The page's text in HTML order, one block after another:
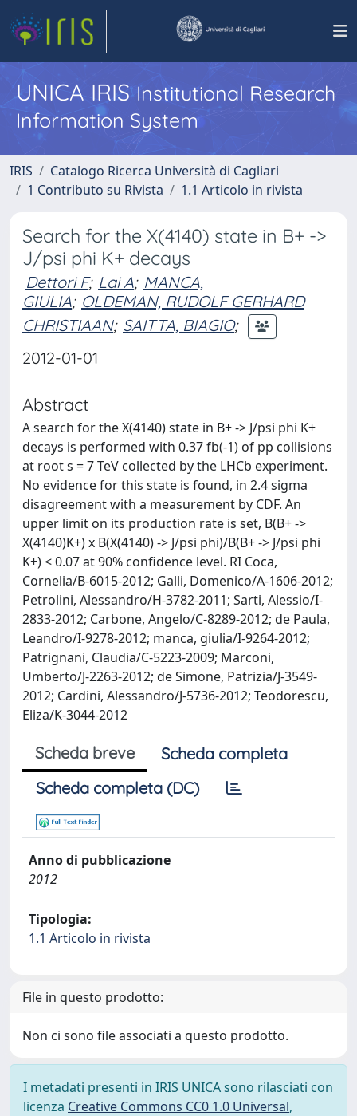
UNICA IRISInstitutional Research
Information System
IRIS
Catalogo Ricerca Università di Cagliari
1 Contributo su Rivista
1.1 Articolo in rivista
Search for the X(4140) state in B+ ->
J/psi phi K+ decays
Dettori F; Lai A; MANCA,
GIULIA; OLDEMAN, RUDOLF GERHARD
CHRISTIAAN; SAITTA, BIAGIO;
2012-01-01
Abstract
A search for the X(4140) state in B+ -> J/psi phi K+
decays is performed with 0.37 fb(-1) of pp collisions
at root s = 7 TeV collected by the LHCb experiment.
No evidence for this state is found, in 2.4 sigma
disagreement with a measurement by CDF. An
upper limit on its production rate is set, B(B+ ->
X(4140)K+) x B(X(4140) -> J/psi phi)/B(B+ -> J/psi phi
K+) < 0.07 at 90% confidence level. RI Coca,
Cornelia/B-6015-2012; Galli, Domenico/A-1606-2012;
Petrolini, Alessandro/H-3782-2011; Sarti, Alessio/I-
2833-2012; Carbone, Angelo/C-8289-2012; de Paula,
Leandro/I-9278-2012; manca, giulia/I-9264-2012;
Patrignani, Claudia/C-5223-2009; Marconi,
Umberto/J-2263-2012; de Simone, Patrizia/J-3549-
2012; Cardini, Alessandro/J-5736-2012; Teodorescu,
Eliza/K-3044-2012
Scheda breve
Scheda completa
Scheda completa (DC)
Anno di pubblicazione
2012
Tipologia:
1.1 Articolo in rivista
File in questo prodotto:
Non ci sono file associati a questo prodotto.
I metadati presenti in IRIS UNICA sono rilasciati con
licenza Creative Commons CC0 1.0 Universal,